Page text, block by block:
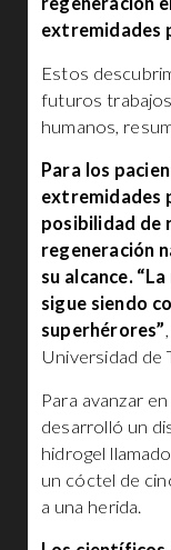
extremidades
Estos
futuros
humanos,
Para los
extremidades
posibilidad de
regeneración
su alcance.
sigue siendo
superhérores”
Universidad de
Para avanzar
desarrolló un
hidrogel
un cóctel de
a una herida.